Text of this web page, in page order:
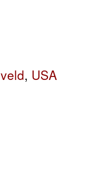
, USA